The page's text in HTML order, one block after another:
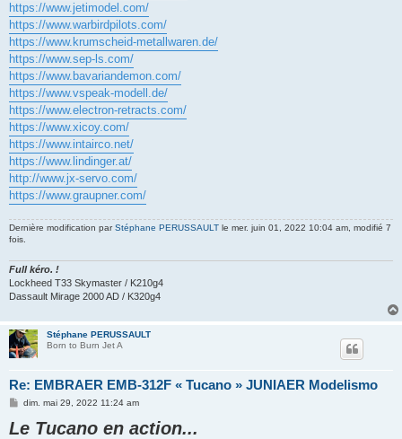
https://www.jetimodel.com/
https://www.warbirdpilots.com/
https://www.krumscheid-metallwaren.de/
https://www.sep-ls.com/
https://www.bavariandemon.com/
https://www.vspeak-modell.de/
https://www.electron-retracts.com/
https://www.xicoy.com/
https://www.intairco.net/
https://www.lindinger.at/
http://www.jx-servo.com/
https://www.graupner.com/
Dernière modification parStéphane PERUSSAULT le mer. juin 01, 2022 10:04 am, modifié 7
fois.
Full kéro. !
Lockheed T33 Skymaster / K210g4
Dassault Mirage 2000 AD / K320g4
Stéphane PERUSSAULT
Born to Burn Jet A
Re: EMBRAER EMB-312F « Tucano » JUNIAER Modelismo
M
s
s
dim. mai 29, 2022 11:24 am
Le Tucano en action...